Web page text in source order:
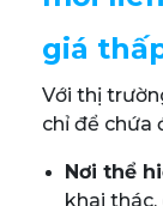
giá
Với thị
chỉ để chứa
Nơi thể
khai thác,